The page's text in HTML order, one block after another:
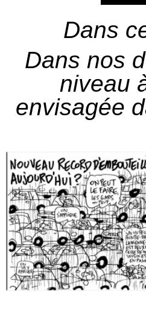
Dans
Dans nos
niveau
envisagée